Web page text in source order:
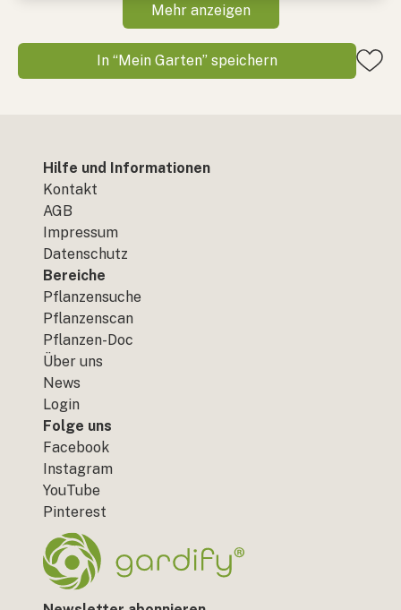
Mehr anzeigen
In “Mein Garten” speichern
Hilfe und Informationen
Kontakt
AGB
Impressum
Datenschutz
Bereiche
Pflanzensuche
Pflanzenscan
Pflanzen-Doc
Über uns
News
Login
Folge uns
Facebook
Instagram
YouTube
Pinterest